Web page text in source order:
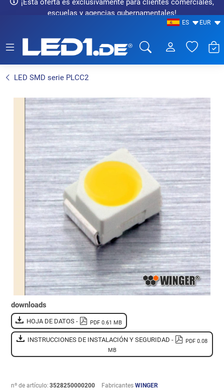
¡Esta oferta es exclusivamente para clientes comerciales,
escuelas y agencias gubernamentales!
ES EUR
LED SMD serie PLCC2
downloads
HOJA DE DATOS - PDF 0.61 MB
INSTRUCCIONES DE INSTALACIÓN Y SEGURIDAD -
PDF 0.08
MB
nº de artículo: 3528250000200 Fabricantes WINGER